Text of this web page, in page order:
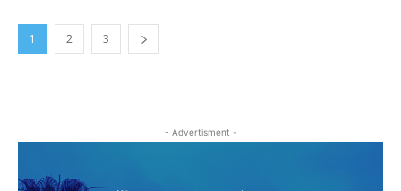
1 2 3
- Advertisment -